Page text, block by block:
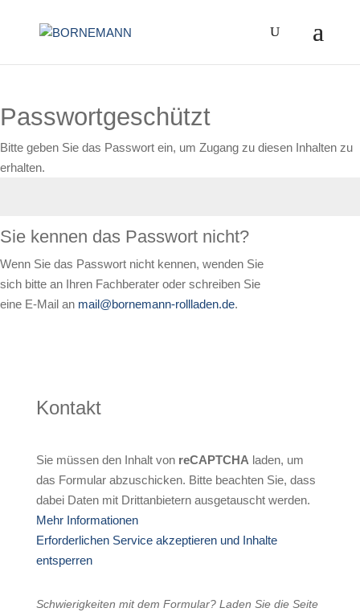
Passwortgeschützt
Bitte geben Sie das Passwort ein, um Zugang zu diesen Inhalten zu
erhalten.
Sie kennen das Passwort nicht?
Wenn Sie das Passwort nicht kennen, wenden Sie
sich bitte an Ihren Fachberater oder schreiben Sie
eine E-Mail an mail@bornemann-rollladen.de.
Kontakt
Sie müssen den Inhalt von reCAPTCHA laden, um
das Formular abzuschicken. Bitte beachten Sie, dass
dabei Daten mit Drittanbietern ausgetauscht werden.
Mehr Informationen
Erforderlichen Service akzeptieren und Inhalte
entsperren
Schwierigkeiten mit dem Formular? Laden Sie die Seite